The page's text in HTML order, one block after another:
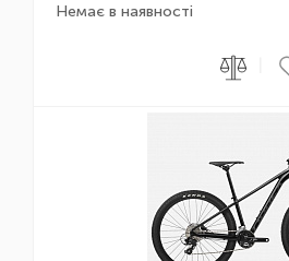
Немає в наявності